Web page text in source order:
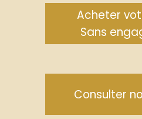
Acheter
Sans
Consulter